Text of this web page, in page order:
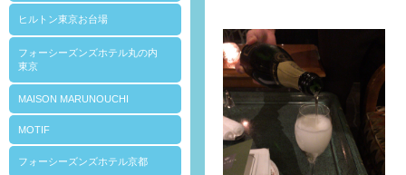
ヒルトン東京お台場
フォーシーズンズホテル丸の内
東京
MAISON MARUNOUCHI
MOTIF
フォーシーズンズホテル京都